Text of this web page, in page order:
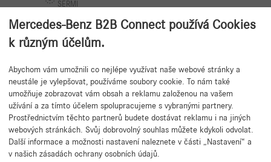
SERMI
Mercedes-Benz B2B Connect používá Cookies
k různým účelům.
Abychom vám umožnili co nejlépe využívat naše webové stránky a
neustále je vylepšovat, používáme soubory cookie. To nám také
umožňuje zobrazovat vám obsah a reklamu založenou na vašem
užívání a za tímto účelem spolupracujeme s vybranými partnery.
Prostřednictvím těchto partnerů budete dostávat reklamu i na jiných
webových stránkách. Svůj dobrovolný souhlas můžete kdykoli odvolat.
Další informace a možnosti nastavení naleznete v části „Nastavení“ a
v našich zásadách ochrany osobních údajů.
Zpět na začátek
Potřebujete pomoc?